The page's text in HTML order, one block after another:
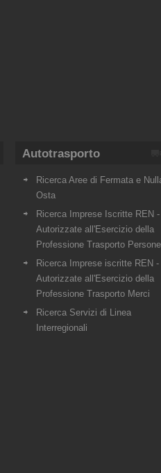
Autotrasporto
Ricerca Aree di Fermata e
Osta
Ricerca Imprese Iscritte REN -
Autorizzate all'Esercizio della
Professione Trasporto Persone
Ricerca Imprese iscritte REN -
Autorizzate all'Esercizio della
Professione Trasporto Merci
Ricerca Servizi di Linea
Interregionali